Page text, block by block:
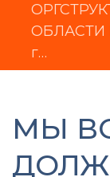
ОБЛАСТИ
г…
МЫ